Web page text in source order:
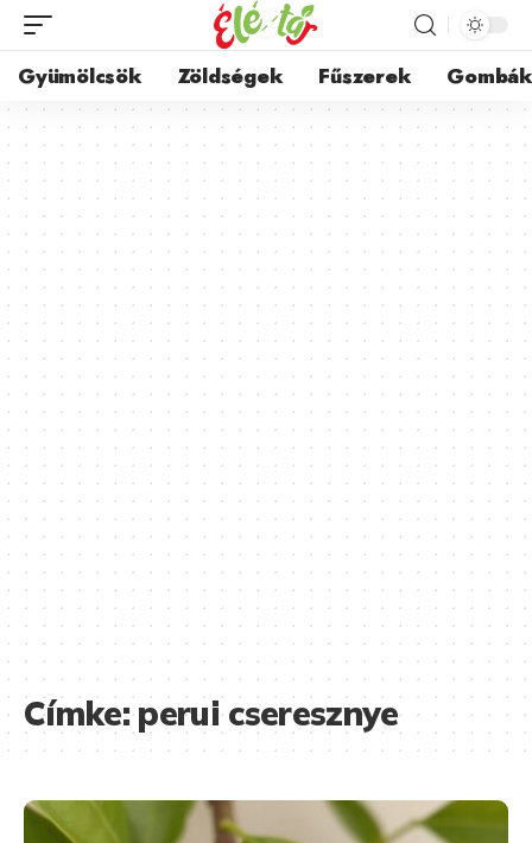
Gyümölcsök Zöldségek Fűszerek Gombák
Címke:perui cseresznye